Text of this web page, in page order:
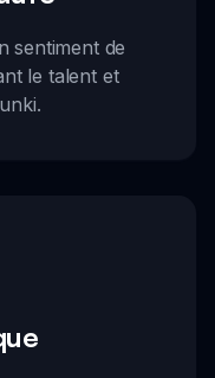
sentiment de
le talent et